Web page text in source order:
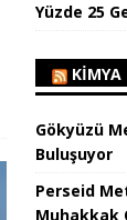
Yüzde 25
KIMYA
Gökyüzü
Buluşuyor
Perseid
Muhakkak